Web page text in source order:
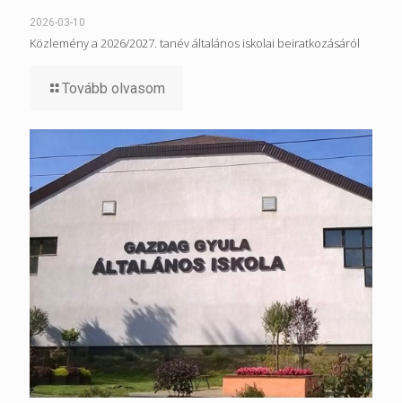
2026-03-10
Közlemény a 2026/2027. tanév általános iskolai beiratkozásáról
Tovább olvasom